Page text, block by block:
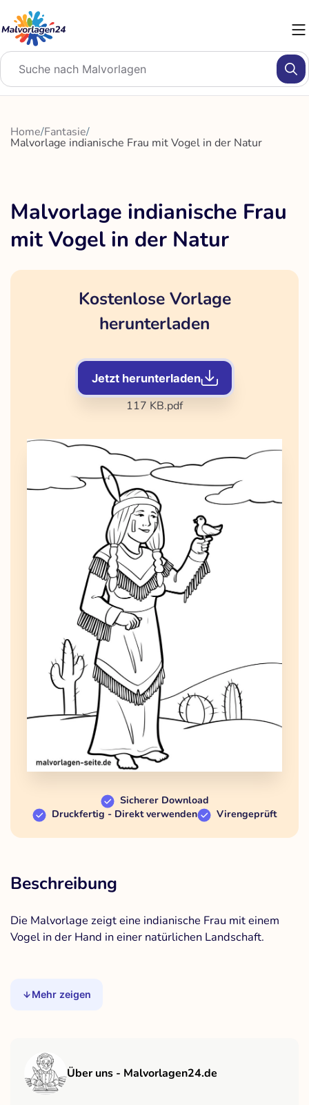
Inhalt
springen
Home/Fantasie/
Malvorlage indianische Frau mit Vogel in der Natur
Malvorlage indianische Frau
mit Vogel in der Natur
Kostenlose Vorlage
herunterladen
Jetzt herunterladen
117 KB.pdf
Sicherer Download
Druckfertig - Direkt verwenden
Virengeprüft
Beschreibung
Die Malvorlage zeigt eine indianische Frau mit einem
Vogel in der Hand in einer natürlichen Landschaft.
Mehr zeigen
Über uns - Malvorlagen24.de